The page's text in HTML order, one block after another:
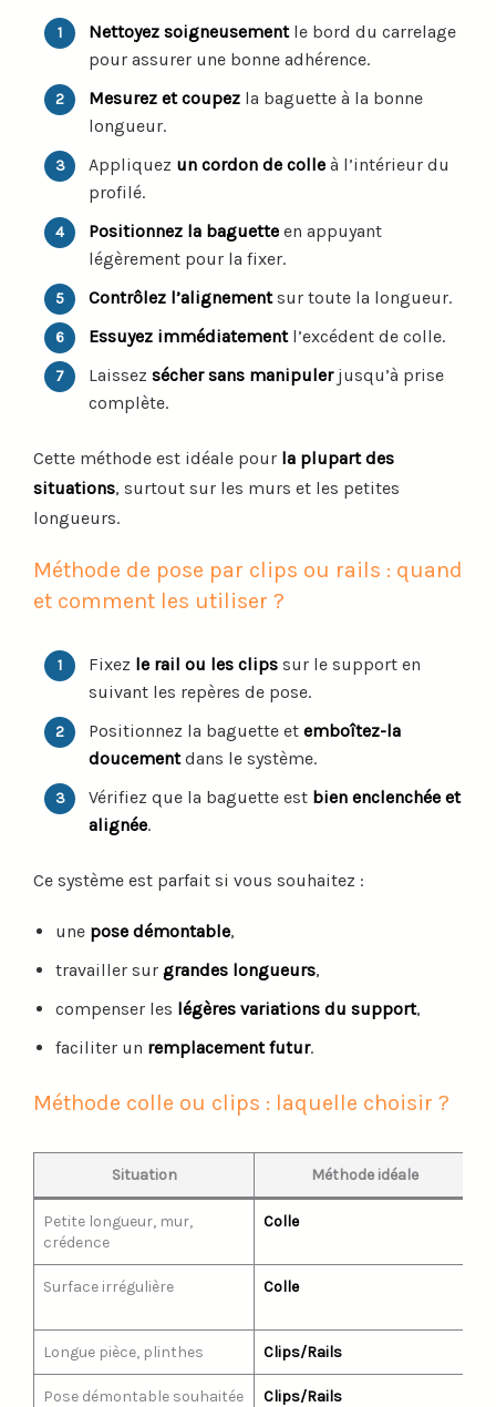
Nettoyez soigneusementle bord du carrelage
pour assurer une bonne adhérence.
Mesurez et coupez la baguette à la bonne
longueur.
Appliquez un cordon de colle à l’intérieur du
profilé.
Positionnez la baguette en appuyant
légèrement pour la fixer.
Contrôlez l’alignementsur toute la longueur.
Essuyez immédiatementl’excédent de colle.
Laissez sécher sans manipulerjusqu’à prise
complète.
Cette méthode est idéale pour la plupart des
situations, surtout sur les murs et les petites
longueurs.
Méthode de pose par clips ou rails : quand
et comment les utiliser ?
Fixez le rail ou les clips sur le support en
suivant les repères de pose.
Positionnez la baguette et emboîtez-la
doucementdans le système.
Vérifiez que la baguette est bien enclenchée et
alignée.
Ce système est parfait si vous souhaitez :
une pose démontable,
travailler sur grandes longueurs,
compenser les légères variations du support,
faciliter un remplacement futur.
Méthode colle ou clips : laquelle choisir ?
Situation Méthode idéale
Petite longueur, mur,
crédence
Colle
Surface irrégulière Colle
Longue pièce, plinthes Clips/Rails
Pose démontable souhaitée Clips/Rails